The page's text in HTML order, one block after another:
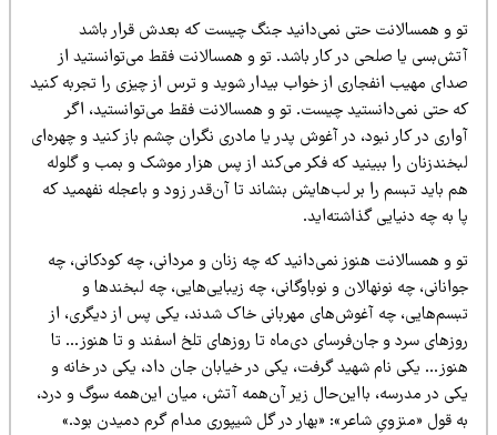
و همسالانت حتی نمی‌دانید جنگ چیست که بعدش قرار باشد
یا صلحی در کار باشد. تو و همسالانت فقط می‌توانستید از
مهیب انفجاری از خواب بیدار شوید و ترس از چیزی را تجربه کنید
حتی نمی‌دانستید چیست. تو و همسالانت فقط می‌توانستید، اگر
در کار نبود، در آغوش پدر یا مادری نگران چشم باز کنید و چهره‌ای
را ببینید که فکر می‌کند از پس هزار موشک و بمب و گلوله
باید تبسم را بر لب‌هایش بنشاند تا آن‌قدر زود و باعجله نفهمید که
به چه دنیایی گذاشته‌اید.
و همسالانت هنوز نمی‌دانید که چه زنان و مردانی، چه کودکانی، چه
چه نونهالان و نوباوگانی، چه زیبایی‌هایی، چه لبخندها و
چه آغوش‌های مهربانی خاک شدند، یکی پس از دیگری، از
سرد و جان‌فرسای دی‌ماه تا روزهای تلخ اسفند و تا هنوز… تا
یکی نام شهید گرفت، یکی در خیابان جان داد، یکی در خانه و
در مدرسه، بااین‌حال زیر آن‌همه آتش، میان این‌همه سوگ و درد،
قول «منزویِ شاعر»: «بهار در گل شیپوری مدام گرم دمیدن بود.»